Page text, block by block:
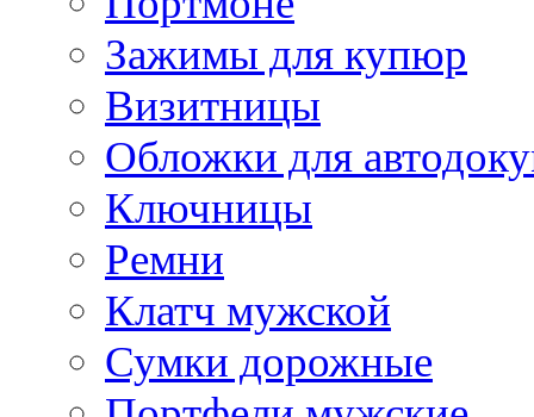
Зажимы для купюр
Визитницы
Обложки для
Ключницы
Ремни
Клатч мужской
Сумки дорожные